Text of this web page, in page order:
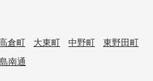
倉町 大東町 中野町
東野田町
南通